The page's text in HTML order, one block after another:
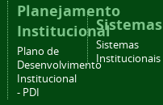
Planejamento
Institucional
Plano de
Desenvolvimento
Institucional
- PDI
Sistemas
Sistemas
Institucionais